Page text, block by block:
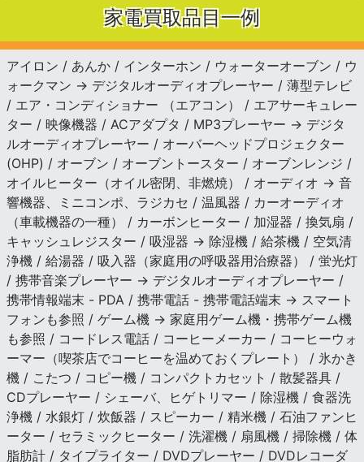
家電買取品目一例
アイロン / あんか / インターホン / ウォーターオーブン / ウ
ォークマン → デジタルオーディオプレーヤー / 薄型テレビ
/ エア・コンディショナー （エアコン） / エアサーキュレー
ター / 映像機器 / ACアダプタ / MP3プレーヤー → デジタ
ルオーディオプレーヤー / オーバーヘッドプロジェクター
(OHP) / オーブン / オーブントースター / オーブンレンジ /
オイルヒーター（オイル密閉、非燃焼） / オーディオ → 音
響機器、ミニコンポ、ラジカセ / 温風器 / カーオーディオ
（車載機器の一種） / カーボンヒーター / 加湿器 / 換気扇 /
キャッシュレジスター / 吸湿器 → 除湿機 / 給茶機 / 空気清
浄機 / 給湯器 / 吸入器（家庭用の呼吸器用治療器） / 蛍光灯
/ 携帯音楽プレーヤー → デジタルオーディオプレーヤー /
携帯情報端末 - PDA / 携帯電話 - 携帯電話端末 → スマート
フォンも参照 / ゲーム機 → 家庭用ゲーム機・携帯ゲーム機
も参照 / コードレス電話 / コーヒーメーカー / コーヒーウォ
ーマー（喫茶店でコーヒーを温めておくプレート） / 氷かき
機 / こたつ / コピー機 / コンパクトカセット / 散髪器具 /
CDプレーヤー / シェーバ、ヒゲトリマー / 除湿機 / 食器洗
浄機 / 水銀灯 / 炊飯器 / スピーカー / 精米機 / 石油ファンヒ
ーター / セラミックヒーター / 洗濯機 / 扇風機 / 掃除機 / 体
脂肪計 / タイプライター / DVDプレーヤー / DVDレコーダ